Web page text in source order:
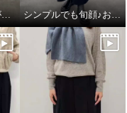
シンプルなのに差がつく♪綺麗みえコーデ シンプルでも旬顔♪おすすめワントーンコーデ